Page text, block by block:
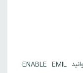
برای فعال سازی و غیر فعال سازی میتوانید ENABLE EMIL